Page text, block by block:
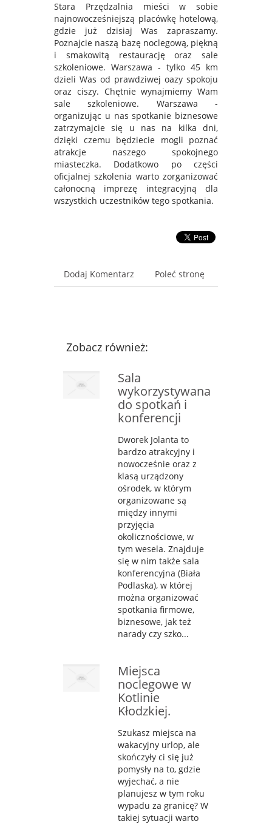
Stara Przędzalnia mieści w sobie
najnowocześniejszą placówkę hotelową,
gdzie już dzisiaj Was zapraszamy.
Poznajcie naszą bazę noclegową, piękną
i smakowitą restaurację oraz sale
szkoleniowe. Warszawa - tylko 45 km
dzieli Was od prawdziwej oazy spokoju
oraz ciszy. Chętnie wynajmiemy Wam
sale szkoleniowe. Warszawa -
organizując u nas spotkanie biznesowe
zatrzymajcie się u nas na kilka dni,
dzięki czemu będziecie mogli poznać
atrakcje naszego spokojnego
miasteczka. Dodatkowo po części
oficjalnej szkolenia warto zorganizować
całonocną imprezę integracyjną dla
wszystkich uczestników tego spotkania.
Dodaj Komentarz Poleć stronę
Zobacz również:
Sala
wykorzystywana
do spotkań i
konferencji
Dworek Jolanta to
bardzo atrakcyjny i
nowocześnie oraz z
klasą urządzony
ośrodek, w którym
organizowane są
między innymi
przyjęcia
okolicznościowe, w
tym wesela. Znajduje
się w nim także sala
konferencyjna (Biała
Podlaska), w której
można organizować
spotkania firmowe,
biznesowe, jak też
narady czy szko...
Miejsca
noclegowe w
Kotlinie
Kłodzkiej.
Szukasz miejsca na
wakacyjny urlop, ale
skończyły ci się już
pomysły na to, gdzie
wyjechać, a nie
planujesz w tym roku
wypadu za granicę? W
takiej sytuacji warto